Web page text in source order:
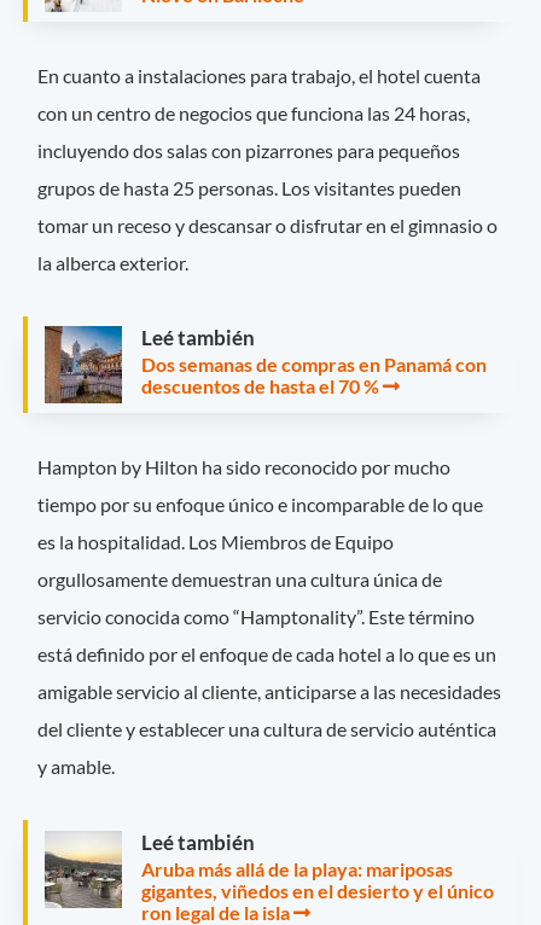
En cuanto a instalaciones para trabajo, el hotel cuenta
con un centro de negocios que funciona las 24 horas,
incluyendo dos salas con pizarrones para pequeños
grupos de hasta 25 personas. Los visitantes pueden
tomar un receso y descansar o disfrutar en el gimnasio o
la alberca exterior.
Leé también
Dos semanas de compras en Panamá con
descuentos de hasta el 70 %
Hampton by Hilton ha sido reconocido por mucho
tiempo por su enfoque único e incomparable de lo que
es la hospitalidad. Los Miembros de Equipo
orgullosamente demuestran una cultura única de
servicio conocida como “Hamptonality”. Este término
está definido por el enfoque de cada hotel a lo que es un
amigable servicio al cliente, anticiparse a las necesidades
del cliente y establecer una cultura de servicio auténtica
y amable.
Leé también
Aruba más allá de la playa: mariposas
gigantes, viñedos en el desierto y el único
ron legal de la isla